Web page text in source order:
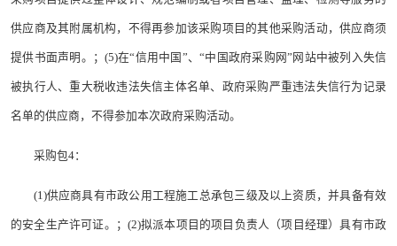
供应商及其附属机构，不得再参加该采购项目的其他采购活动，供应商须
提供书面声明。；(5)在“信用中国”、“中国政府采购网”网站中被列入失信
被执行人、重大税收违法失信主体名单、政府采购严重违法失信行为记录
名单的供应商，不得参加本次政府采购活动。
采购包4：
(1)供应商具有市政公用工程施工总承包三级及以上资质，并具备有效
的安全生产许可证。；(2)拟派本项目的项目负责人（项目经理）具有市政